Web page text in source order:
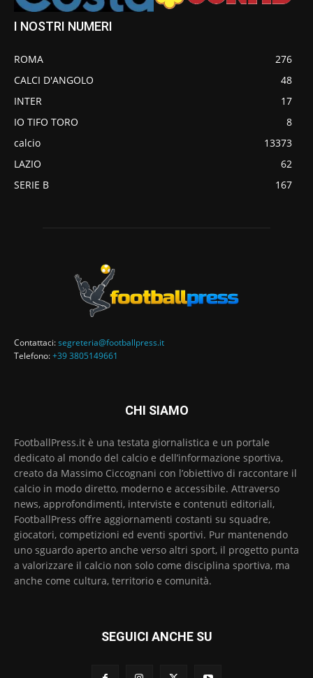
I NOSTRI NUMERI
ROMA
276
CALCI D'ANGOLO
48
INTER
17
IO TIFO TORO
8
calcio
13373
LAZIO
62
SERIE B
167
Contattaci:segreteria@footballpress.it
Telefono:+39 3805149661
CHI SIAMO
FootballPress.it è una testata giornalistica e un portale
dedicato al mondo del calcio e dell’informazione sportiva,
creato da Massimo Ciccognani con l’obiettivo di raccontare il
calcio in modo diretto, moderno e accessibile. Attraverso
news, approfondimenti, interviste e contenuti editoriali,
FootballPress offre aggiornamenti costanti su squadre,
giocatori, competizioni ed eventi sportivi. Pur mantenendo
uno sguardo aperto anche verso altri sport, il progetto punta
a valorizzare il calcio non solo come disciplina sportiva, ma
anche come cultura, territorio e comunità.
SEGUICI ANCHE SU